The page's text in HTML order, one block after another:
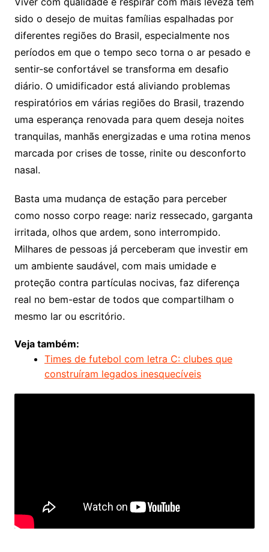
sido o desejo de muitas famílias espalhadas por
diferentes regiões do Brasil, especialmente nos
períodos em que o tempo seco torna o ar pesado e
sentir-se confortável se transforma em desafio
diário. O umidificador está aliviando problemas
respiratórios em várias regiões do Brasil, trazendo
uma esperança renovada para quem deseja noites
tranquilas, manhãs energizadas e uma rotina menos
marcada por crises de tosse, rinite ou desconforto
nasal.
Basta uma mudança de estação para perceber
como nosso corpo reage: nariz ressecado, garganta
irritada, olhos que ardem, sono interrompido.
Milhares de pessoas já perceberam que investir em
um ambiente saudável, com mais umidade e
proteção contra partículas nocivas, faz diferença
real no bem-estar de todos que compartilham o
mesmo lar ou escritório.
Veja também:
Times de futebol com letra C: clubes que
construíram legados inesquecíveis